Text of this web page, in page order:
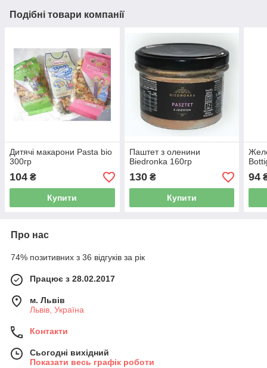
Подібні товари компанії
Дитячі макарони Pasta bio
300гр
104 ₴
Купити
Паштет з оленини
Biedronka 160гр
130₴
Купити
94
Про нас
74% позитивних з 36 відгуків за рік
Працює з 28.02.2017
м. Львів
Львів, Україна
Контакти
Сьогодні вихідний
Показати весь графік роботи